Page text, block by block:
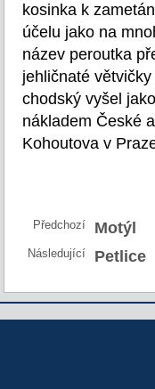
kosinka k
účelu jako na
název peroutka
jehličnaté
chodský vyšel
nákladem České
Kohoutova v
Předchozí Motýl
Následující Petlice